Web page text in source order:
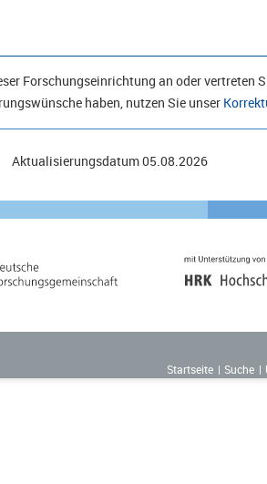
Forschungseinrichtung an oder vertreten
haben, nutzen Sie unser
Aktualisierungsdatum05.08.2026
Startseite
Suche